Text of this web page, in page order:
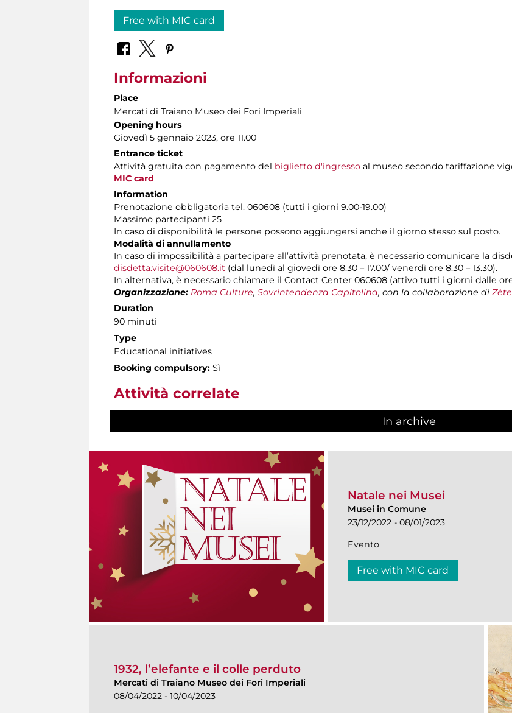
Free with MIC card
Informazioni
Place
Mercati di Traiano Museo dei Fori Imperiali
Opening hours
Giovedì 5 gennaio 2023, ore 11.00
Entrance ticket
Attività gratuita con pagamento del biglietto d'ingresso al museo secondo tariffazione
MIC card
Information
Prenotazione obbligatoria tel. 060608 (tutti i giorni 9.00-19.00)
Massimo partecipanti 25
In caso di disponibilità le persone possono aggiungersi anche il giorno stesso sul posto.
Modalità di annullamento
In caso di impossibilità a partecipare all’attività prenotata, è necessario comunicare la
disdetta.visite@060608.it (dal lunedì al giovedì ore 8.30 – 17.00/ venerdì ore 8.30 – 13.30).
In alternativa, è necessario chiamare il Contact Center 060608 (attivo tutti i giorni dalle ore
Organizzazione: Roma Culture, Sovrintendenza Capitolina, con la collaborazione di
Duration
90 minuti
Type
Educational initiatives
Booking compulsory: Sì
Attività correlate
In archive
Natale nei Musei
Musei in Comune
23/12/2022 - 08/01/2023
Evento
Free with MIC card
1932, l’elefante e il colle perduto
Mercati di Traiano Museo dei Fori Imperiali
08/04/2022 - 10/04/2023